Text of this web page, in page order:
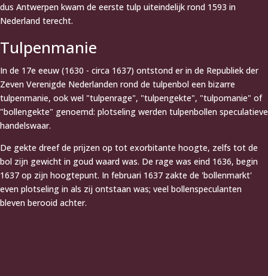
dus Antwerpen kwam de eerste tulp uiteindelijk rond 1593 in
Nederland terecht.
Tulpenmanie
In de 17e eeuw (1630 - circa 1637) ontstond er in de Republiek der
Zeven Verenigde Nederlanden rond de tulpenbol een bizarre
tulpenmanie, ook wel "tulpenrage", "tulpengekte", "tulpomanie" of
"bollengekte" genoemd: plotseling werden tulpenbollen speculatieve
handelswaar.
De gekte dreef de prijzen op tot exorbitante hoogte, zelfs tot de
bol zijn gewicht in goud waard was. De rage was eind 1636, begin
1637 op zijn hoogtepunt. In februari 1637 zakte de 'bollenmarkt'
even plotseling in als zij ontstaan was; veel bollenspeculanten
bleven berooid achter.